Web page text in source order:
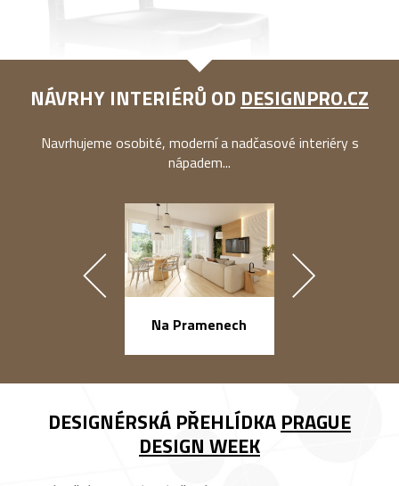
NÁVRHY INTERIÉRŮ OD DESIGNPRO.CZ
Navrhujeme osobité, moderní a nadčasové interiéry s
nápadem...
Na Pramenech
DESIGNÉRSKÁ PŘEHLÍDKA PRAGUE
DESIGN WEEK